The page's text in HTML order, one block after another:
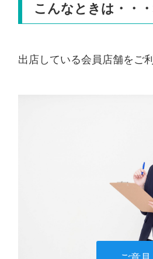
こんなときは・・
出店している会員店舗をご